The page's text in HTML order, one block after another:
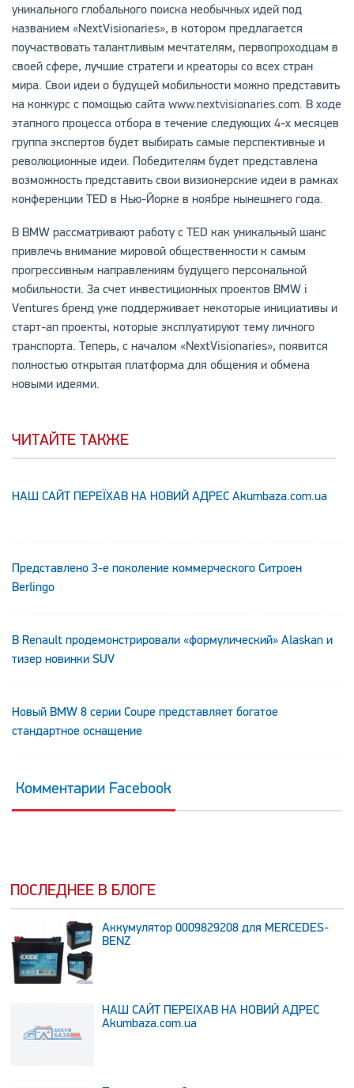
уникального глобального поиска необычных идей под
названием «NextVisionaries», в котором предлагается
поучаствовать талантливым мечтателям, первопроходцам в
своей сфере, лучшие стратеги и креаторы со всех стран
мира. Свои идеи о будущей мобильности можно представить
на конкурс с помощью сайта www.nextvisionaries.com. В ходе
этапного процесса отбора в течение следующих 4-х месяцев
группа экспертов будет выбирать самые перспективные и
революционные идеи. Победителям будет представлена
возможность представить свои визионерские идеи в рамках
конференции TED в Нью-Йорке в ноябре нынешнего года.
В BMW рассматривают работу с TED как уникальный шанс
привлечь внимание мировой общественности к самым
прогрессивным направлениям будущего персональной
мобильности. За счет инвестиционных проектов BMW i
Ventures бренд уже поддерживает некоторые инициативы и
старт-ап проекты, которые эксплуатируют тему личного
транспорта. Теперь, с началом «NextVisionaries», появится
полностью открытая платформа для общения и обмена
новыми идеями.
ЧИТАЙТЕ ТАКЖЕ
НАШ САЙТ ПЕРЕЇХАВ НА НОВИЙ АДРЕС Аkumbaza.com.ua
Представлено 3-е поколение коммерческого Ситроен
Berlingo
В Renault продемонстрировали «формулический» Alaskan и
тизер новинки SUV
Новый BMW 8 серии Coupe представляет богатое
стандартное оснащение
Комментарии Facebook
ПОСЛЕДНЕЕ В БЛОГЕ
Аккумулятор 0009829208 для MERCEDES-
BENZ
НАШ САЙТ ПЕРЕЇХАВ НА НОВИЙ АДРЕС
Аkumbaza.com.ua